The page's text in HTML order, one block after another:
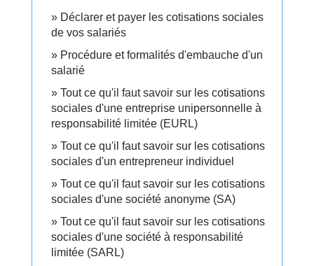
Déclarer et payer les cotisations sociales
de vos salariés
Procédure et formalités d'embauche d'un
salarié
Tout ce qu'il faut savoir sur les cotisations
sociales d'une entreprise unipersonnelle à
responsabilité limitée (EURL)
Tout ce qu'il faut savoir sur les cotisations
sociales d'un entrepreneur individuel
Tout ce qu'il faut savoir sur les cotisations
sociales d'une société anonyme (SA)
Tout ce qu'il faut savoir sur les cotisations
sociales d'une société à responsabilité
limitée (SARL)